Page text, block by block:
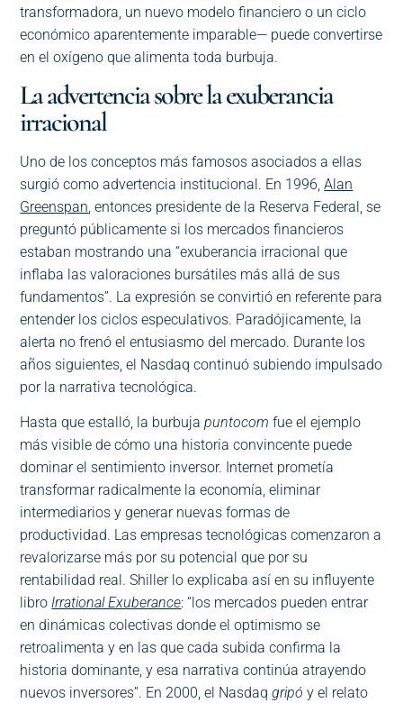
transformadora, un nuevo modelo financiero o un ciclo
económico aparentemente imparable— puede convertirse
en el oxígeno que alimenta toda burbuja.
La advertencia sobre la exuberancia
irracional
Uno de los conceptos más famosos asociados a ellas
surgió como advertencia institucional. En 1996,Alan
Greenspan , entonces presidente de la Reserva Federal, se
preguntó públicamente si los mercados financieros
estaban mostrando una “exuberancia irracional que
inflaba las valoraciones bursátiles más allá de sus
fundamentos”. La expresión se convirtió en referente para
entender los ciclos especulativos. Paradójicamente, la
alerta no frenó el entusiasmo del mercado. Durante los
años siguientes, el Nasdaq continuó subiendo impulsado
por la narrativa tecnológica.
Hasta que estalló, la burbujapuntocom fue el ejemplo
más visible de cómo una historia convincente puede
dominar el sentimiento inversor. Internet prometía
transformar radicalmente la economía, eliminar
intermediarios y generar nuevas formas de
productividad. Las empresas tecnológicas comenzaron a
revalorizarse más por su potencial que por su
rentabilidad real. Shiller lo explicaba así en su influyente
libroIrrational Exuberance: “los mercados pueden entrar
en dinámicas colectivas donde el optimismo se
retroalimenta y en las que cada subida confirma la
historia dominante, y esa narrativa continúa atrayendo
nuevos inversores”. En 2000, el Nasdaqgripó y el relato